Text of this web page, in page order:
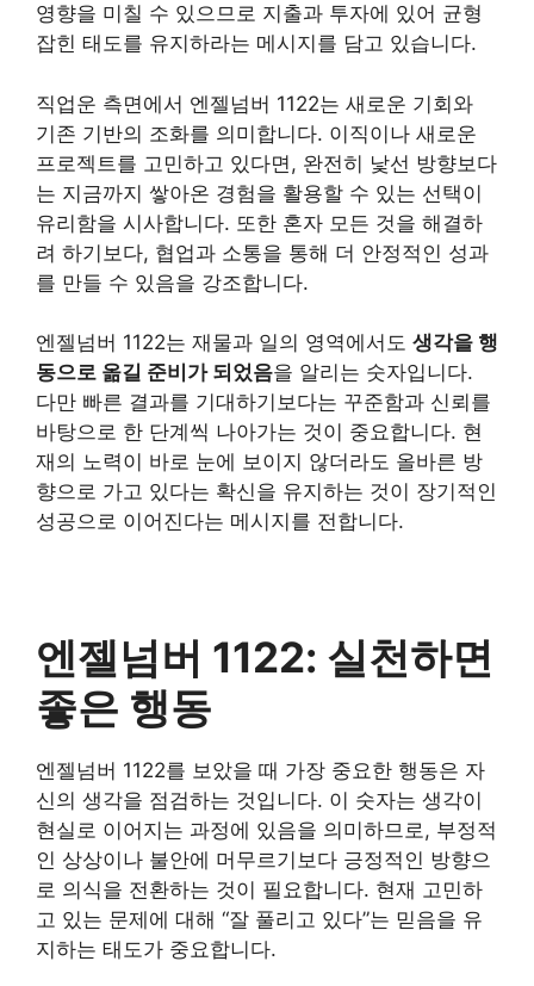
영향을 미칠 수 있으므로 지출과 투자에 있어 균형
잡힌 태도를 유지하라는 메시지를 담고 있습니다.
직업운 측면에서 엔젤넘버 1122는 새로운 기회와
기존 기반의 조화를 의미합니다. 이직이나 새로운
프로젝트를 고민하고 있다면, 완전히 낯선 방향보다
는 지금까지 쌓아온 경험을 활용할 수 있는 선택이
유리함을 시사합니다. 또한 혼자 모든 것을 해결하
려 하기보다, 협업과 소통을 통해 더 안정적인 성과
를 만들 수 있음을 강조합니다.
엔젤넘버 1122는 재물과 일의 영역에서도 생각을 행
동으로 옮길 준비가 되었음을 알리는 숫자입니다.
다만 빠른 결과를 기대하기보다는 꾸준함과 신뢰를
바탕으로 한 단계씩 나아가는 것이 중요합니다. 현
재의 노력이 바로 눈에 보이지 않더라도 올바른 방
향으로 가고 있다는 확신을 유지하는 것이 장기적인
성공으로 이어진다는 메시지를 전합니다.
엔젤넘버 1122: 실천하면
좋은 행동
엔젤넘버 1122를 보았을 때 가장 중요한 행동은 자
신의 생각을 점검하는 것입니다. 이 숫자는 생각이
현실로 이어지는 과정에 있음을 의미하므로, 부정적
인 상상이나 불안에 머무르기보다 긍정적인 방향으
로 의식을 전환하는 것이 필요합니다. 현재 고민하
고 있는 문제에 대해 “잘 풀리고 있다”는 믿음을 유
지하는 태도가 중요합니다.